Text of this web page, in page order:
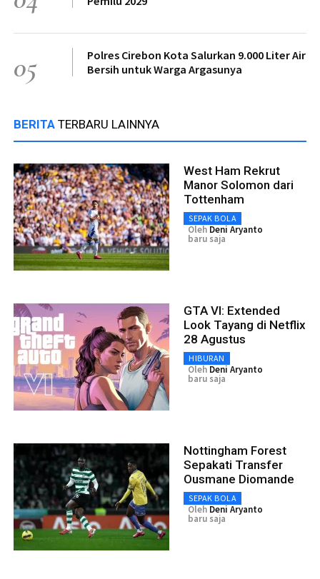
05
Polres Cirebon Kota Salurkan 9.000 Liter Air
Bersih untuk Warga Argasunya
BERITA TERBARU LAINNYA
West Ham Rekrut
Manor Solomon dari
Tottenham
SEPAK BOLA
Oleh Deni Aryanto
baru saja
GTA VI: Extended
Look Tayang di Netflix
28 Agustus
HIBURAN
Oleh Deni Aryanto
baru saja
Nottingham Forest
Sepakati Transfer
Ousmane Diomande
SEPAK BOLA
Oleh Deni Aryanto
baru saja